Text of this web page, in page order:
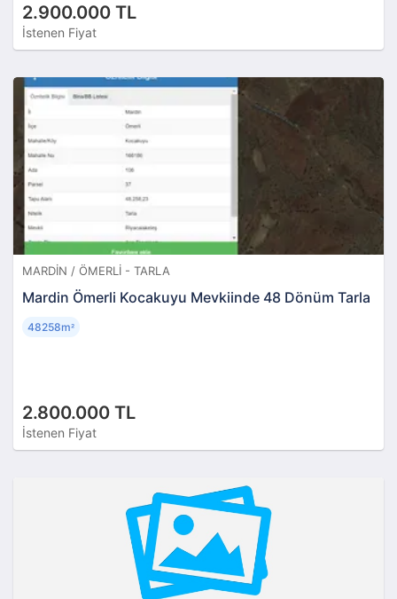
2.900.000 TL
İstenen Fiyat
MARDIN / ÖMERLI - TARLA
Mardin Ömerli Kocakuyu Mevkiinde 48 Dönüm Tarla
2.800.000 TL
İstenen Fiyat
48258m²